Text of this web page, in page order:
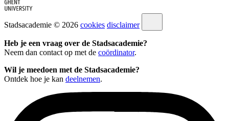
Stadsacademie © 2026 cookies disclaimer
Heb je een vraag over de Stadsacademie?
Neem dan contact op met de coördinator.
Wil je meedoen met de Stadsacademie?
Ontdek hoe je kan deelnemen.